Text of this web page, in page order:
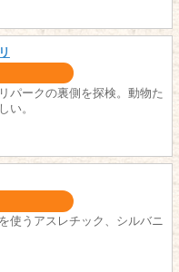
パークの裏側を探検。動物た
い。
使うアスレチック、シルバニ